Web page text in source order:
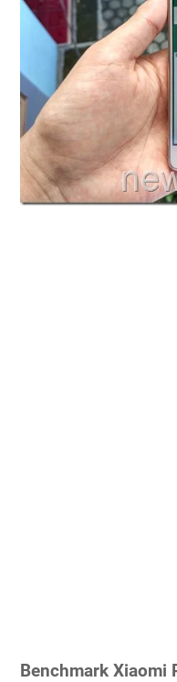
Benchmark Xiaomi